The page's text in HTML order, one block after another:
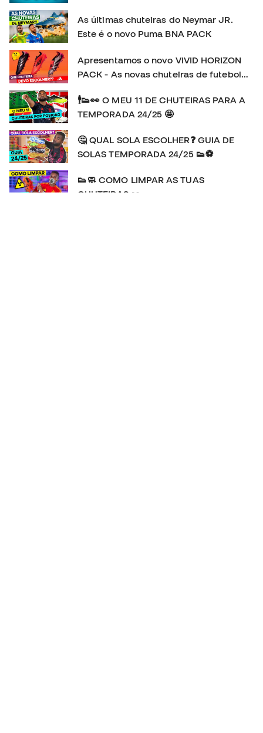
As últimas chuteiras do Neymar JR.
Este é o novo Puma BNA PACK
Apresentamos o novo VIVID HORIZON
PACK - As novas chuteiras de futebol
🕴👟👀 O MEU 11 DE CHUTEIRAS PARA A
TEMPORADA 24/25 🤩
🤔 QUAL SOLA ESCOLHER❓ GUIA DE
SOLAS TEMPORADA 24/25 👟⚽
👟🧼 COMO LIMPAR AS TUAS
CHUTEIRAS 👀